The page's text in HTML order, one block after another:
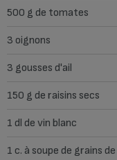
500 g de tomates
3 oignons
3 gousses d'ail
150 g de raisins secs
1 dl de vin blanc
1 c. à soupe de grains